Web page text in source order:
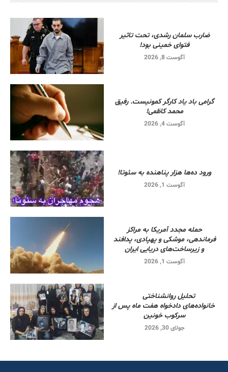
ضارب سلمان رشدی، تحت تاثیر
فتوای خمینی بود!
آگوست 8, 2026
گرامی باد یاد کارگر کمونیست. رفیق
محمد کاظمی!
آگوست 4, 2026
ورود ده‌ها هزار پناهنده به سئوتا!
آگوست 1, 2026
حمله مجدد آمریکا به مراکز
فرماندهی، موشکی و پهپادی، پدافند
و زیرساخت‌های دریایی ایران
آگوست 1, 2026
تحلیل روانشناختی
خانواده‌های دادخواه هفت ماه پس از
سرکوب خونین
جولای 30, 2026